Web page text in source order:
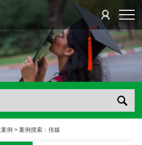
例 > 案例搜索：传媒